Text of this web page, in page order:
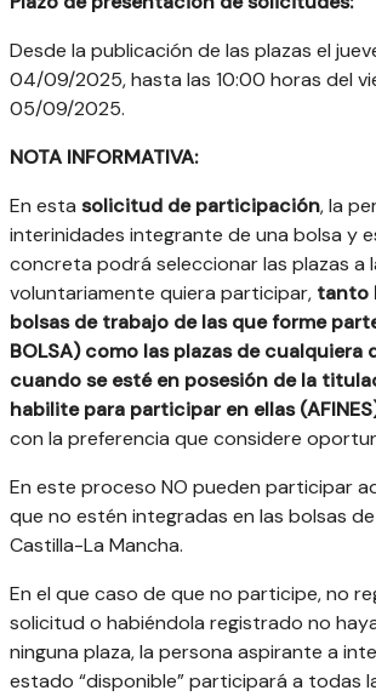
Desde la publicación de las plazas el
04/09/2025, hasta las 10:00 horas del
05/09/2025.
NOTA INFORMATIVA:
En esta solicitud de participación, la
interinidades integrante de una bolsa y
concreta podrá seleccionar las plazas a
voluntariamente quiera participar, tanto
bolsas de trabajo de las que forme
BOLSA) como las plazas de cualquiera
cuando se esté en posesión de la
habilite para participar en ellas
con la preferencia que considere
En este proceso NO pueden participar
que no estén integradas en las bolsas
Castilla-La Mancha.
En el que caso de que no participe, no
solicitud o habiéndola registrado no
ninguna plaza, la persona aspirante a
estado “disponible” participará a todas